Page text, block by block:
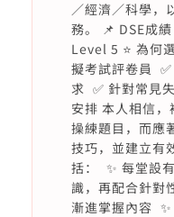
／經濟／科學，
務。 📌 DSE成
Level 5 ⭐ 為何
擬考試評卷員
求 ✅ 針對常見
安排 本人相信
操練題目，而應
技巧，並建立有
括： ✨ 每堂設
識，再配合針對
漸進掌握內容